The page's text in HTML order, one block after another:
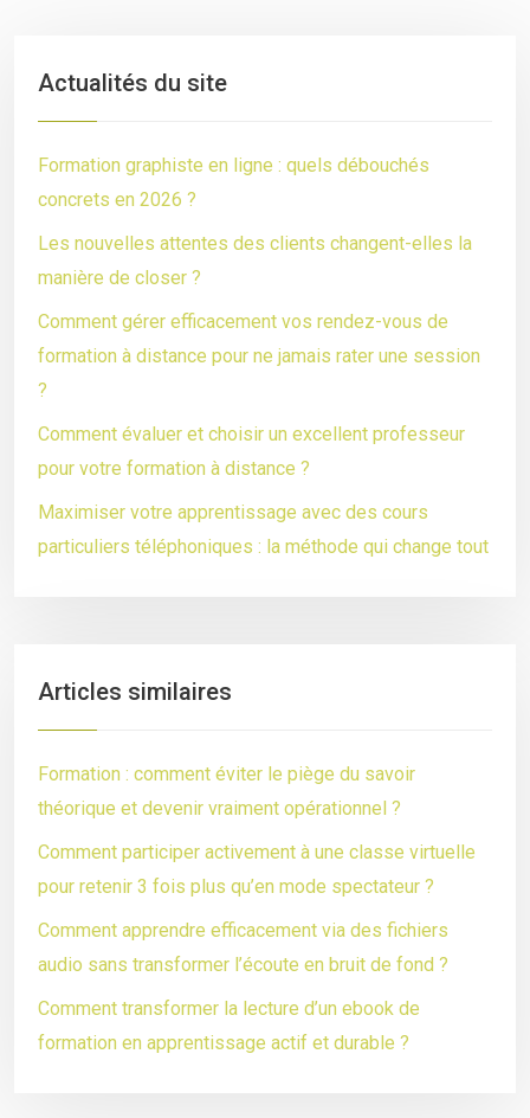
Actualités du site
Formation graphiste en ligne : quels débouchés
concrets en 2026 ?
Les nouvelles attentes des clients changent-elles la
manière de closer ?
Comment gérer efficacement vos rendez-vous de
formation à distance pour ne jamais rater une session
?
Comment évaluer et choisir un excellent professeur
pour votre formation à distance ?
Maximiser votre apprentissage avec des cours
particuliers téléphoniques : la méthode qui change tout
Articles similaires
Formation : comment éviter le piège du savoir
théorique et devenir vraiment opérationnel ?
Comment participer activement à une classe virtuelle
pour retenir 3 fois plus qu’en mode spectateur ?
Comment apprendre efficacement via des fichiers
audio sans transformer l’écoute en bruit de fond ?
Comment transformer la lecture d’un ebook de
formation en apprentissage actif et durable ?